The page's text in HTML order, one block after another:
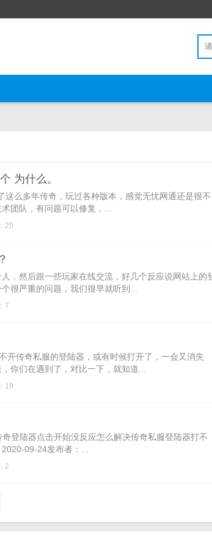
为什么。
么多年传奇，玩过各种版本，感觉无忧网通还是很不
团队，有问题可以修复，...
20
，然后跟一些玩家在线交流，好几个反应说网站上的
很严重的问题，我们很早就听到...
7
开传奇私服的登陆器，或有时候打开了，一会又消失
你们在遇到了，对比一下，就知道...
19
登陆器点击开始没反应怎么解决传奇私服登陆器打不
09-24发布者：...
2